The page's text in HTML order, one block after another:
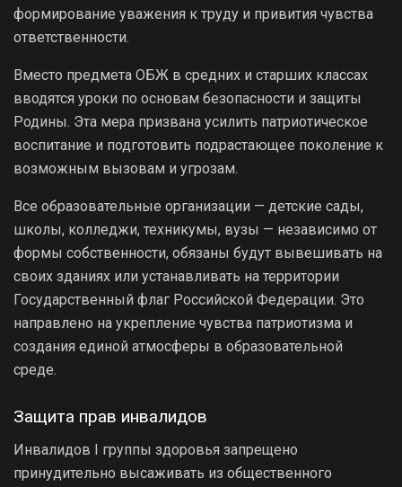
формирование уважения к труду и привития чувства
ответственности.
Вместо предмета ОБЖ в средних и старших классах
вводятся уроки по основам безопасности и защиты
Родины. Эта мера призвана усилить патриотическое
воспитание и подготовить подрастающее поколение к
возможным вызовам и угрозам.
Все образовательные организации — детские сады,
школы, колледжи, техникумы, вузы — независимо от
формы собственности, обязаны будут вывешивать на
своих зданиях или устанавливать на территории
Государственный флаг Российской Федерации. Это
направлено на укрепление чувства патриотизма и
создания единой атмосферы в образовательной
среде.
Защита прав инвалидов
Инвалидов I группы здоровья запрещено
принудительно высаживать из общественного